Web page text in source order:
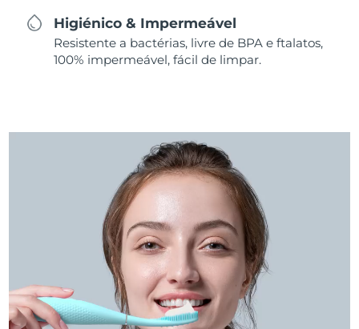
Higiénico & Impermeável
Resistente a bactérias, livre de BPA e ftalatos,
100% impermeável, fácil de limpar.